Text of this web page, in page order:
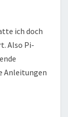
ich doch
Also Pi-
Anleitungen